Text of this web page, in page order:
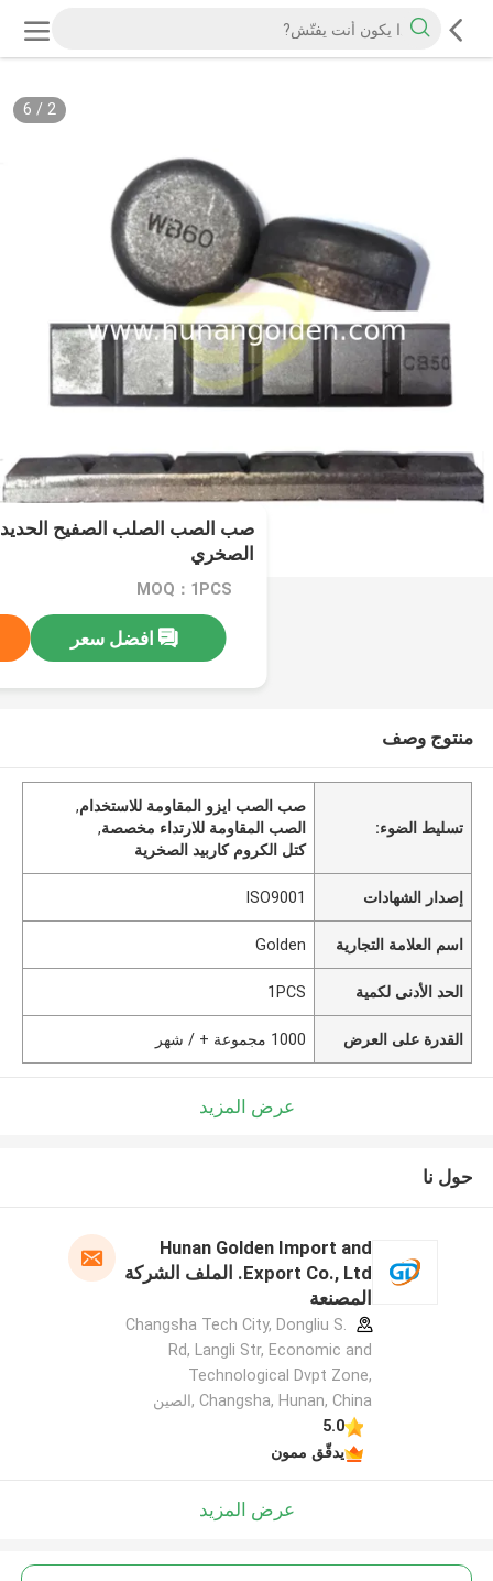
2
/
6
صب الصب الصلب الصفيح
الصخري
MOQ：1PCS
افضل سعر
منتوج وصف
تسليط الضوء:
صب الصب ايزو المقاومة للاستخدام,
الصب المقاومة للارتداء مخصصة,
كتل الكروم كاربيد الصخرية
إصدار الشهادات ISO9001
اسم العلامة التجارية Golden
الحد الأدنى لكمية 1PCS
القدرة على العرض 1000 مجموعة + / شهر
عرض المزيد
حول نا
Hunan Golden Import and
Export Co., Ltd. الملف الشركة
المصنعة
Changsha Tech City, Dongliu S.
Rd, Langli Str, Economic and
Technological Dvpt Zone,
Changsha, Hunan, China ,الصين
5.0
يدقّق ممون
عرض المزيد